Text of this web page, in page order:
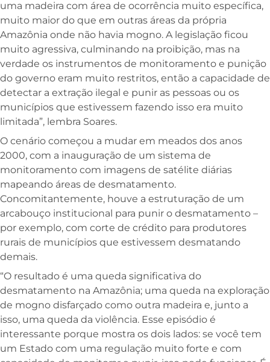
uma madeira com área de ocorrência muito específica,
muito maior do que em outras áreas da própria
Amazônia onde não havia mogno. A legislação ficou
muito agressiva, culminando na proibição, mas na
verdade os instrumentos de monitoramento e punição
do governo eram muito restritos, então a capacidade de
detectar a extração ilegal e punir as pessoas ou os
municípios que estivessem fazendo isso era muito
limitada”, lembra Soares.
O cenário começou a mudar em meados dos anos
2000, com a inauguração de um sistema de
monitoramento com imagens de satélite diárias
mapeando áreas de desmatamento.
Concomitantemente, houve a estruturação de um
arcabouço institucional para punir o desmatamento –
por exemplo, com corte de crédito para produtores
rurais de municípios que estivessem desmatando
demais.
“O resultado é uma queda significativa do
desmatamento na Amazônia; uma queda na exploração
de mogno disfarçado como outra madeira e, junto a
isso, uma queda da violência. Esse episódio é
interessante porque mostra os dois lados: se você tem
um Estado com uma regulação muito forte e com